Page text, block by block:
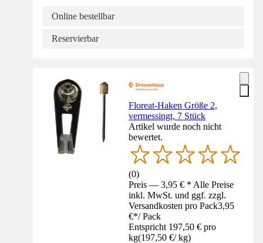
Online bestellbar
Reservierbar
Floreat-Haken Größe 2,
vermessingt, 7 Stück
Artikel wurde noch nicht
bewertet.
(0)
Preis — 3,95 € * Alle Preise
inkl. MwSt. und ggf. zzgl.
Versandkosten pro Pack3,95
€*/ Pack
Entspricht 197,50 € pro
kg(197,50 €/ kg)